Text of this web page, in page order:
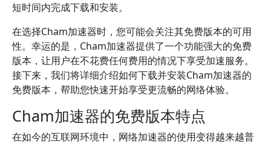
短时间内完成下载和安装。
在选择Cham加速器时，您可能会关注其免费版本的可用
性。幸运的是，Cham加速器提供了一个功能强大的免费
版本，让用户在不花费任何费用的情况下享受加速服务。
接下来，我们将详细介绍如何下载并安装Cham加速器的
免费版本，帮助您快速开始享受更流畅的网络体验。
Cham加速器的免费版本特点
在如今的互联网环境中，网络加速器的使用变得越来越普